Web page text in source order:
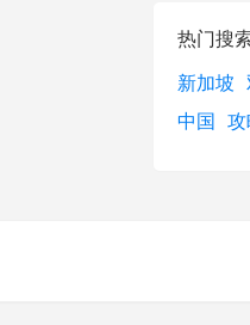
热门搜
新加坡
中国
攻